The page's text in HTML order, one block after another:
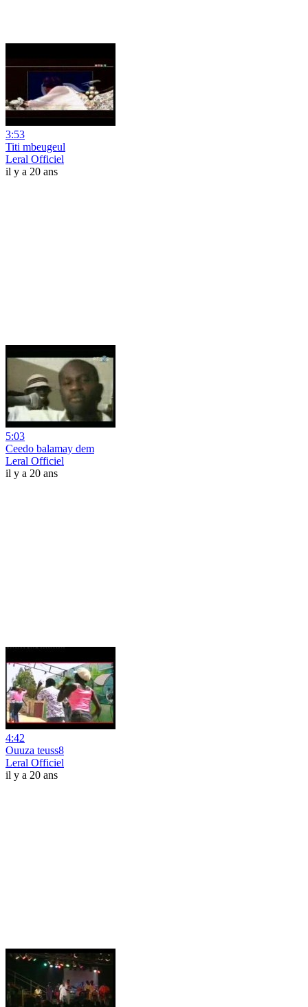
3:53
Titi mbeugeul
Leral Officiel
il y a 20 ans
5:03
Ceedo balamay dem
Leral Officiel
il y a 20 ans
4:42
Ouuza teuss8
Leral Officiel
il y a 20 ans